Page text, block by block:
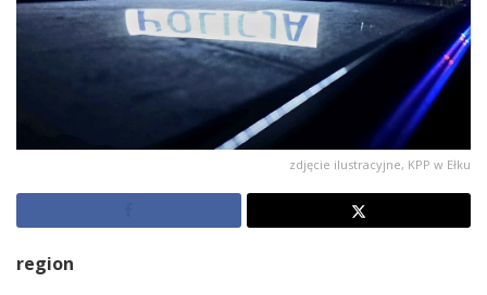
zdjęcie ilustracyjne, KPP w Ełku
region